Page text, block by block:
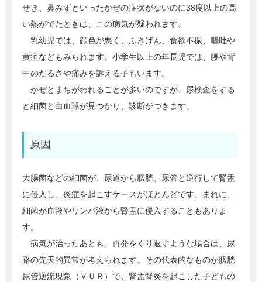
せき、鼻みずといったかぜの症状がないのに38度以上の高
い熱がでたときは、この病気が疑われます。
乳幼児では、顔色が悪く、ふきげん、食欲不振、嘔吐や
黄疸などもみられます。小学生以上の年長児では、腰や背
中のだるさや痛みを訴える子もいます。
かぜとまちがわれることが多いのですが、尿検査をする
と細菌と白血球が見つかり、診断がつきます。
原因
大腸菌などの細菌が、尿道から膀胱、尿管と逆行して腎盂
に侵入し、炎症を起こすケースがほとんどです。まれに、
細菌が血液やリンパ液から腎盂に侵入することもありま
す。
病気が治ったあとも、再発をくり返すような場合は、尿
路の先天的異常が考えられます。その代表的なものが膀胱
尿管逆流現象（ＶＵＲ）で、腎盂腎炎を起こした子どもの